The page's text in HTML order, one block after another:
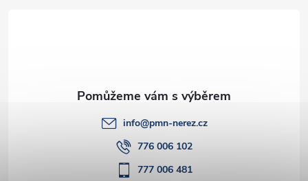
info@pmn-nerez.cz
776 006 102
777 006 481